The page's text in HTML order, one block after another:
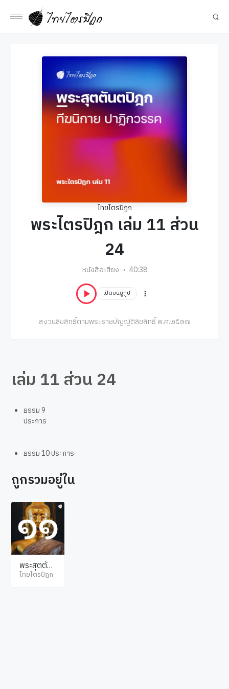
ไทยไตรปิฎก
พระไตรปิฎก เล่ม 11 ส่วน
24
หนังสือเสียง 40:38
เปิดบนยูทูป
สงวนลิขสิทธิ์ตามพระราชบัญญัติลิขสิทธิ์ พ.ศ.๒๕๓๗
เล่ม 11 ส่วน 24
ธรรม 9
ประการ
ธรรม 10 ประการ
ถูกรวมอยู่ใน
พระสุตตัน
ตปิฎก ทีฆนิ
ไทยไตรปิฎก